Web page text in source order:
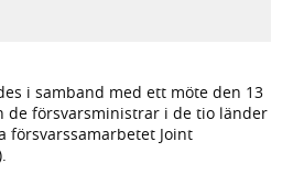
i samband med ett möte den 13
de försvarsministrar i de tio länder
försvarssamarbetet Joint